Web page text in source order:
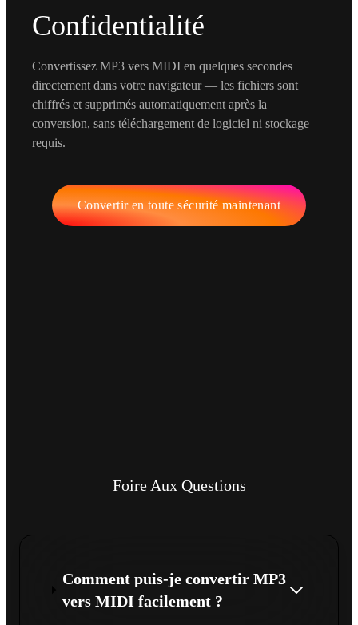
Confidentialité
Convertissez MP3 vers MIDI en quelques secondes
directement dans votre navigateur — les fichiers sont
chiffrés et supprimés automatiquement après la
conversion, sans téléchargement de logiciel ni stockage
requis.
Convertir en toute sécurité maintenant
Foire Aux Questions
Comment puis-je convertir MP3
vers MIDI facilement ?